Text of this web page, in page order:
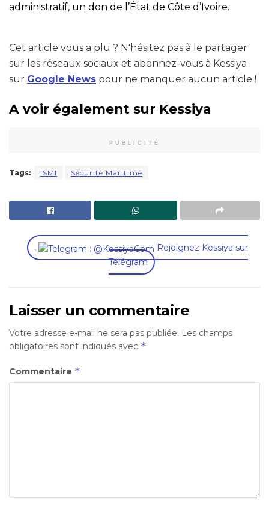
administratif, un don de l’État de Côte d’Ivoire.
Cet article vous a plu ? N'hésitez pas à le partager
sur les réseaux sociaux et abonnez-vous à Kessiya
sur Google News pour ne manquer aucun article !
A voir également sur Kessiya
PUBLICITÉ
Tags: ISMI Sécurité Maritime
,
Rejoignez Kessiya sur
Télégram
Laisser un commentaire
Votre adresse e-mail ne sera pas publiée. Les champs
obligatoires sont indiqués avec *
Commentaire *